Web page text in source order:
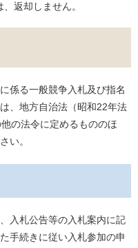
返却しません。
係る一般競争入札及び指名
、地方自治法（昭和22年法
の法令に定めるもののほ
い。
入札公告等の入札案内に記
手続きに従い入札参加の申